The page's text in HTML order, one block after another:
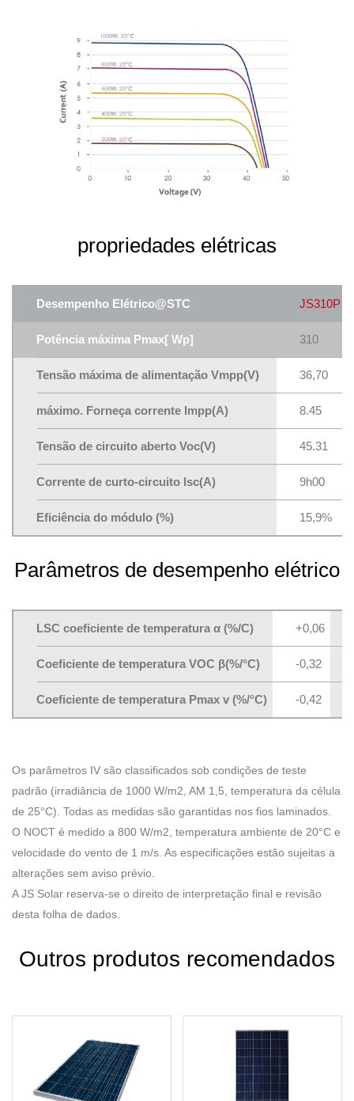
propriedades elétricas
Desempenho Elétrico@STC JS310P
Potência máxima Pmax[ Wp] 310
Tensão máxima de alimentação Vmpp(V) 36,70
máximo. Forneça corrente lmpp(A) 8.45
Tensão de circuito aberto Voc(V) 45.31
Corrente de curto-circuito lsc(A) 9h00
Eficiência do módulo (%) 15,9%
Parâmetros de desempenho elétrico
LSC coeficiente de temperatura α (%/C) +0,06
Coeficiente de temperatura VOC β(%/°C) -0,32
Coeficiente de temperatura Pmax v (%/°C) -0,42
Os parâmetros IV são classificados sob condições de teste
padrão (irradiância de 1000 W/m2, AM 1,5, temperatura da célula
de 25°C). Todas as medidas são garantidas nos fios laminados.
O NOCT é medido a 800 W/m2, temperatura ambiente de 20°C e
velocidade do vento de 1 m/s. As especificações estão sujeitas a
alterações sem aviso prévio.
A JS Solar reserva-se o direito de interpretação final e revisão
desta folha de dados.
Outros produtos recomendados